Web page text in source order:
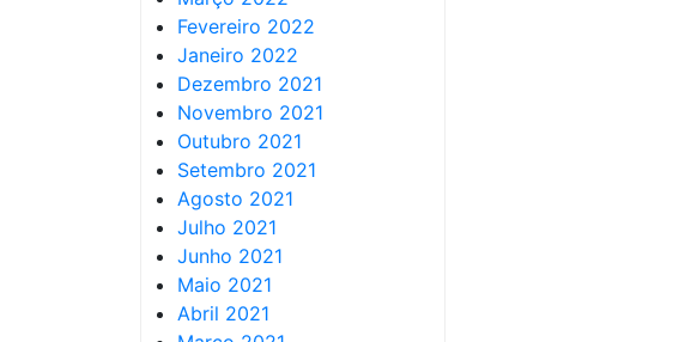
Fevereiro 2022
Janeiro 2022
Dezembro 2021
Novembro 2021
Outubro 2021
Setembro 2021
Agosto 2021
Julho 2021
Junho 2021
Maio 2021
Abril 2021